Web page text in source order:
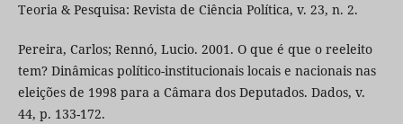
Teoria & Pesquisa: Revista de Ciência Política, v. 23, n. 2.
Pereira, Carlos; Rennó, Lucio. 2001. O que é que o reeleito
tem? Dinâmicas político-institucionais locais e nacionais nas
eleições de 1998 para a Câmara dos Deputados. Dados, v.
44, p. 133-172.